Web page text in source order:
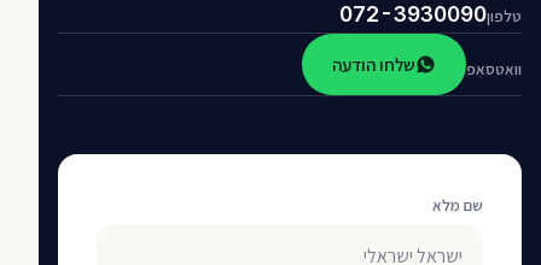
טלפון072-3930090
וואטסאפ שלחו הודעה
שם מלא